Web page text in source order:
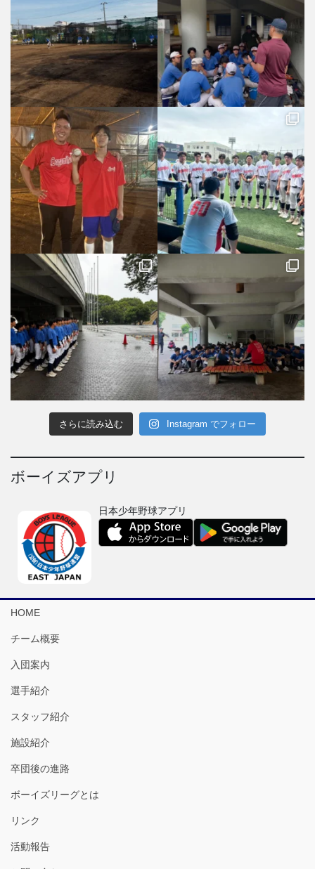
さらに読み込む Instagram でフォロー
ボーイズアプリ
日本少年野球アプリ
HOME
チーム概要
入団案内
選手紹介
スタッフ紹介
施設紹介
卒団後の進路
ボーイズリーグとは
リンク
活動報告